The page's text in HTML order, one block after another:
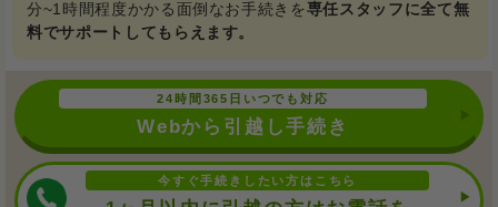
分~1時間程度かかる面倒なお手続きを専任スタッフに全て無
料でサポートしてもらえます。
24時間365日いつでも対応
Webから引越し手続き
今すぐ手続きしたい方はこちら